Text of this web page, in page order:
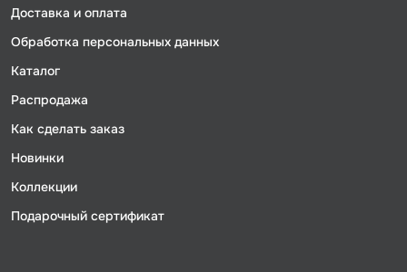
Доставка и оплата
Обработка персональных данных
Каталог
Распродажа
Как сделать заказ
Новинки
Коллекции
Подарочный сертификат